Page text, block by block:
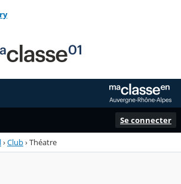
Se connecter
›Club›Théatre